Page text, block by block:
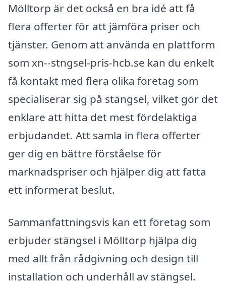
Mölltorp är det också en bra idé att få
flera offerter för att jämföra priser och
tjänster. Genom att använda en plattform
som xn--stngsel-pris-hcb.se kan du enkelt
få kontakt med flera olika företag som
specialiserar sig på stängsel, vilket gör det
enklare att hitta det mest fördelaktiga
erbjudandet. Att samla in flera offerter
ger dig en bättre förståelse för
marknadspriser och hjälper dig att fatta
ett informerat beslut.
Sammanfattningsvis kan ett företag som
erbjuder stängsel i Mölltorp hjälpa dig
med allt från rådgivning och design till
installation och underhåll av stängsel.